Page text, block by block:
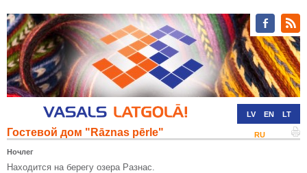
LV EN LT
RU
Гостевой дом "Rāznas pērle"
Ночлег
Находится на берегу озера Разнас.